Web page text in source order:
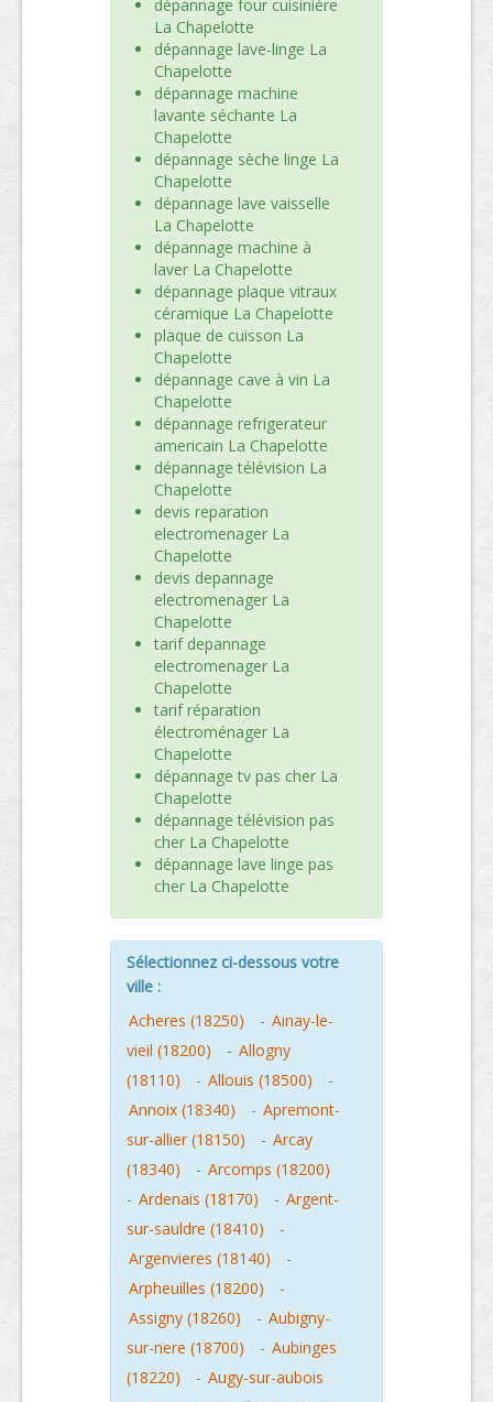
dépannage four cuisinière
La Chapelotte
dépannage lave-linge La
Chapelotte
dépannage machine
lavante séchante La
Chapelotte
dépannage sèche linge La
Chapelotte
dépannage lave vaisselle
La Chapelotte
dépannage machine à
laver La Chapelotte
dépannage plaque vitraux
céramique La Chapelotte
plaque de cuisson La
Chapelotte
dépannage cave à vin La
Chapelotte
dépannage refrigerateur
americain La Chapelotte
dépannage télévision La
Chapelotte
devis reparation
electromenager La
Chapelotte
devis depannage
electromenager La
Chapelotte
tarif depannage
electromenager La
Chapelotte
tarif réparation
électroménager La
Chapelotte
dépannage tv pas cher La
Chapelotte
dépannage télévision pas
cher La Chapelotte
dépannage lave linge pas
cher La Chapelotte
Sélectionnez ci-dessous votre
ville :
Acheres (18250)
- Ainay-le-
vieil (18200)
- Allogny
(18110)
- Allouis (18500)
-
Annoix (18340)
- Apremont-
sur-allier (18150)
- Arcay
(18340)
- Arcomps (18200)
- Ardenais (18170) - Argent-
sur-sauldre (18410)
-
Argenvieres (18140)
-
Arpheuilles (18200)
-
Assigny (18260)
- Aubigny-
sur-nere (18700)
- Aubinges
(18220)
- Augy-sur-aubois